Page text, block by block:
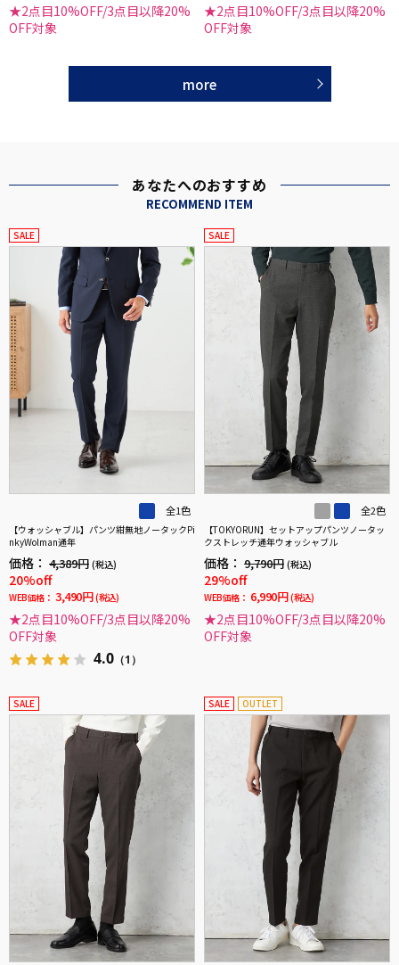
★2点目10%OFF/3点目以降20%
OFF対象
★2点目10%OFF/3点目以降20%
OFF対象
more
あなたへのおすすめ
RECOMMEND ITEM
SALE
全1色
【ウォッシャブル】パンツ紺無地ノータックPi
nkyWolman通年
価格： 4,389円 (税込)
20%off
WEB価格： 3,490円 (税込)
★2点目10%OFF/3点目以降20%
OFF対象
4.0 （1）
SALE
全2色
【TOKYORUN】セットアップパンツノータッ
クストレッチ通年ウォッシャブル
価格： 9,790円 (税込)
29%off
WEB価格： 6,990円 (税込)
★2点目10%OFF/3点目以降20%
OFF対象
SALE SALE OUTLET